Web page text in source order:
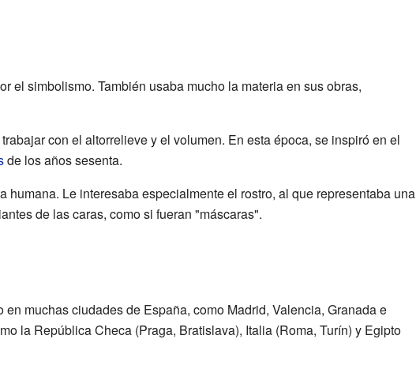
el simbolismo. También usaba mucho la materia en sus obras,
con el altorrelieve y el volumen. En esta época, se inspiró en el
de los años sesenta.
humana. Le interesaba especialmente el rostro, al que representaba una
de las caras, como si fueran "máscaras".
muchas ciudades de España, como Madrid, Valencia, Granada e
la República Checa (Praga, Bratislava), Italia (Roma, Turín) y Egipto